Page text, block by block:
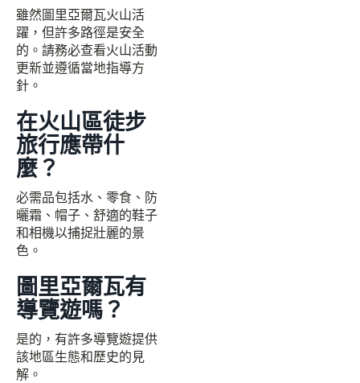
雖然圖里亞爾瓦火山活
躍，但許多路徑是安全
的。請務必查看火山活動
更新並遵循當地指導方
針。
在火山區徒步
旅行應帶什
麼？
必需品包括水、零食、防
曬霜、帽子、舒適的鞋子
和相機以捕捉壯麗的景
色。
圖里亞爾瓦有
導覽遊嗎？
是的，有許多導覽遊提供
該地區生態和歷史的見
解。